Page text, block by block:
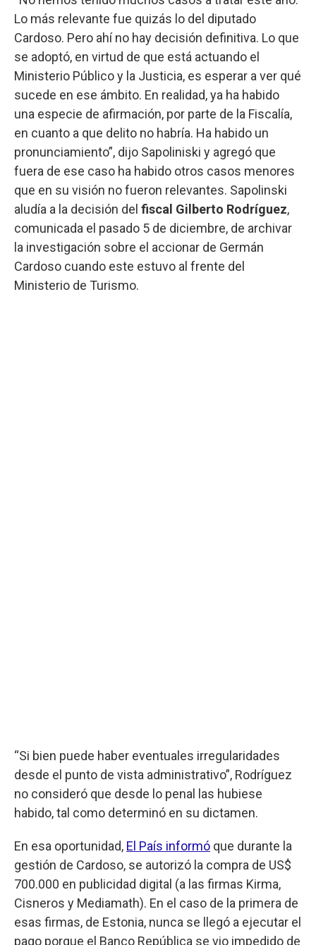
Lo más relevante fue quizás lo del diputado
Cardoso. Pero ahí no hay decisión definitiva. Lo que
se adoptó, en virtud de que está actuando el
Ministerio Público y la Justicia, es esperar a ver qué
sucede en ese ámbito. En realidad, ya ha habido
una especie de afirmación, por parte de la Fiscalía,
en cuanto a que delito no habría. Ha habido un
pronunciamiento”, dijo Sapoliniski y agregó que
fuera de ese caso ha habido otros casos menores
que en su visión no fueron relevantes. Sapolinski
aludía a la decisión del fiscal Gilberto Rodríguez,
comunicada el pasado 5 de diciembre, de archivar
la investigación sobre el accionar de Germán
Cardoso cuando este estuvo al frente del
Ministerio de Turismo.
“Si bien puede haber eventuales irregularidades
desde el punto de vista administrativo”, Rodríguez
no consideró que desde lo penal las hubiese
habido, tal como determinó en su dictamen.
En esa oportunidad, El País informó que durante la
gestión de Cardoso, se autorizó la compra de US$
700.000 en publicidad digital (a las firmas Kirma,
Cisneros y Mediamath). En el caso de la primera de
esas firmas, de Estonia, nunca se llegó a ejecutar el
pago porque el Banco República se vio impedido de